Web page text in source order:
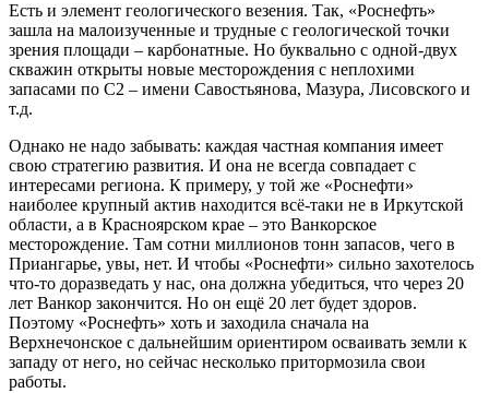
Есть и элемент геологического везения. Так, «Роснефть»
зашла на малоизученные и трудные с геологической точки
зрения площади – карбонатные. Но буквально с одной-двух
скважин открыты новые месторождения с неплохими
запасами по С2 – имени Савостьянова, Мазура, Лисовского и
т.д.
Однако не надо забывать: каждая частная компания имеет
свою стратегию развития. И она не всегда совпадает с
интересами региона. К примеру, у той же «Роснефти»
наиболее крупный актив находится всё-таки не в Иркутской
области, а в Красноярском крае – это Ванкорское
месторождение. Там сотни миллионов тонн запасов, чего в
Приангарье, увы, нет. И чтобы «Роснефти» сильно захотелось
что-то доразведать у нас, она должна убедиться, что через 20
лет Ванкор закончится. Но он ещё 20 лет будет здоров.
Поэтому «Роснефть» хоть и заходила сначала на
Верхнечонское с дальнейшим ориентиром осваивать земли к
западу от него, но сейчас несколько притормозила свои
работы.